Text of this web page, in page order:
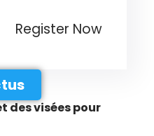
Register Now
des visées pour